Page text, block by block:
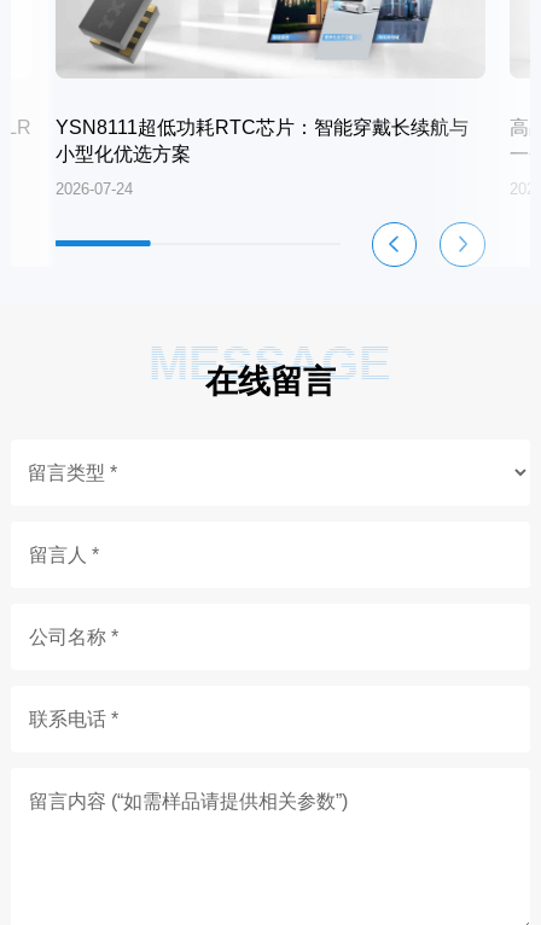
YSN8111超低功耗RTC芯片：智能穿戴长续航与
小型化优选方案
2026-07-24
高
一
MESSAGE
在线留言
留言人 *
公司名称 *
联系电话 *
留言内容 (“如需样品请提供相关参数”)